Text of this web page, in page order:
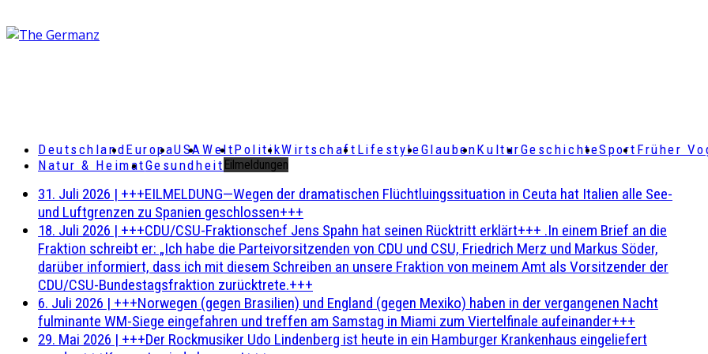
DeutschlandEuropaUSAWeltPolitikWirtschaft LifestyleGlaubenKulturGeschichteSport Früher
Natur & HeimatGesundheit Eilmeldungen
31. Juli 2026 | +++EILMELDUNG—Wegen der dramatischen Flüchtluingssituation in Ceuta hat Italien alle See-
und Luftgrenzen zu Spanien geschlossen+++
18. Juli 2026 | +++CDU/CSU-Fraktionschef Jens Spahn hat seinen Rücktritt erklärt+++ .In einem Brief an die
Fraktion schreibt er: „Ich habe die Parteivorsitzenden von CDU und CSU, Friedrich Merz und Markus Söder,
darüber informiert, dass ich mit diesem Schreiben an unsere Fraktion von meinem Amt als Vorsitzender der
CDU/CSU-Bundestagsfraktion zurücktrete.+++
6. Juli 2026 | +++Norwegen (gegen Brasilien) und England (gegen Mexiko) haben in der vergangenen Nacht
fulminante WM-Siege eingefahren und treffen am Samstag in Miami zum Viertelfinale aufeinander+++
29. Mai 2026 | +++Der Rockmusiker Udo Lindenberg ist heute in ein Hamburger Krankenhaus eingeliefert